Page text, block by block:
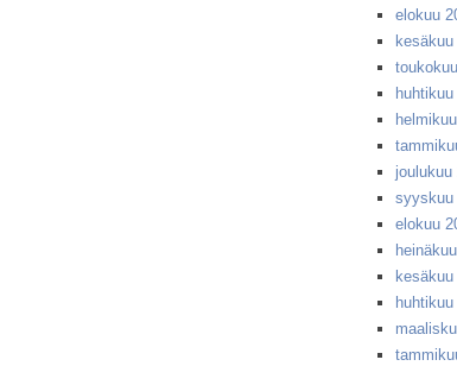
elokuu
joulukuu
syyskuu
elokuu